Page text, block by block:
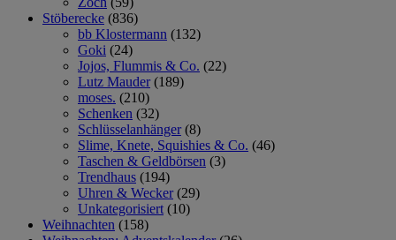
Stöberecke (836)
bb Klostermann (132)
Goki (24)
Jojos, Flummis & Co. (22)
Lutz Mauder (189)
moses. (210)
Schenken (32)
Schlüsselanhänger (8)
Slime, Knete, Squishies & Co. (46)
Taschen & Geldbörsen (3)
Trendhaus (194)
Uhren & Wecker (29)
Unkategorisiert (10)
Weihnachten (158)